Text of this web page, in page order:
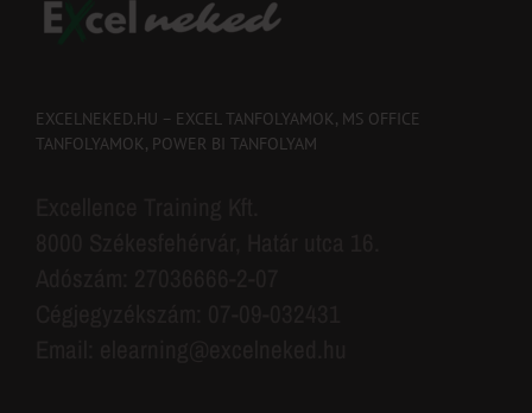
EXCELNEKED.HU – EXCEL TANFOLYAMOK, MS OFFICE
TANFOLYAMOK, POWER BI TANFOLYAM